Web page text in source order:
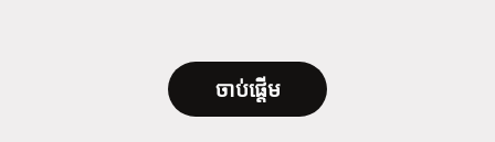
ចាប់ផ្តើម